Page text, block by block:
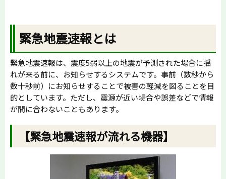
緊急地震速報とは
緊急地震速報は、震度5弱以上の地震が予測された場合に揺
れが来る前に、お知らせするシステムです。事前（数秒から
数十秒前）にお知らせすることで被害の軽減を図ることを目
的としています。ただし、震源が近い場合や誤差などで情報
が間に合わないこともあります。
【緊急地震速報が流れる機器】